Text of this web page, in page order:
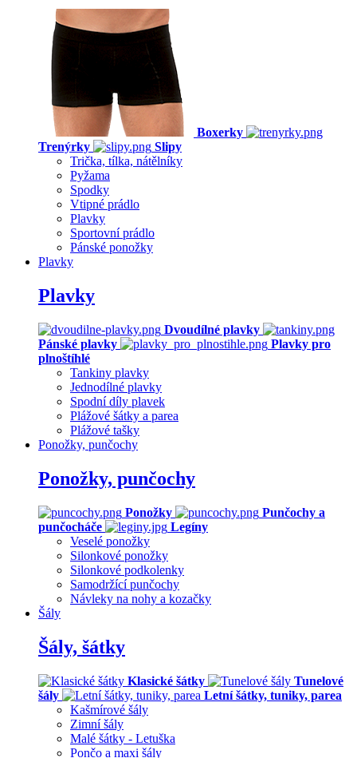
Boxerky
Trenýrky
Slipy
Trička, tílka, nátělníky
Pyžama
Spodky
Vtipné prádlo
Plavky
Sportovní prádlo
Pánské ponožky
Plavky
Plavky
Dvoudílné plavky
Pánské plavky
Plavky pro
plnoštíhlé
Tankiny plavky
Jednodílné plavky
Spodní díly plavek
Plážové šátky a parea
Plážové tašky
Ponožky, punčochy
Ponožky, punčochy
Ponožky
Punčochy a
punčocháče
Legíny
Veselé ponožky
Silonkové ponožky
Silonkové podkolenky
Samodržící punčochy
Návleky na nohy a kozačky
Šály
Šály, šátky
Klasické šátky
Tunelové
šály
Letní šátky, tuniky, parea
Kašmírové šály
Zimní šály
Malé šátky - Letuška
Pončo a maxi šály